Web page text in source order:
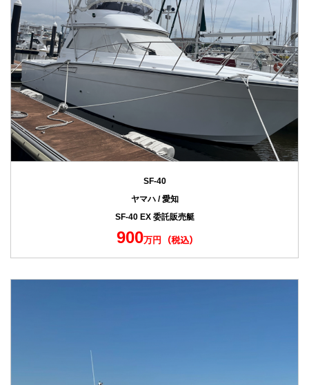
SF-40
ヤマハ / 愛知
SF-40 EX 委託販売艇
900万円